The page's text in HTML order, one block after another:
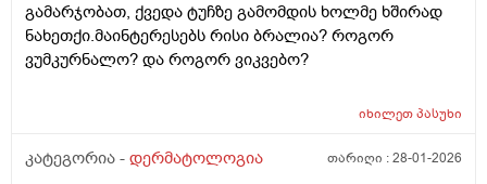
ზუსტად რა მჭირს მეშინია რაიმე კრემია წასმა რომ
უარესი არ დამემართოს რა შეიძლება გავაკეთო ?
გამარჯობათ, ქვედა ტუჩზე გამომდის ხოლმე ხშირად
ნახეთქი.მაინტერესებს რისი ბრალია? როგორ
ვუმკურნალო? და როგორ ვიკვებო?
იხილეთპასუხი
კატეგორია - დერმატოლოგია თარიღი :28-01-2026